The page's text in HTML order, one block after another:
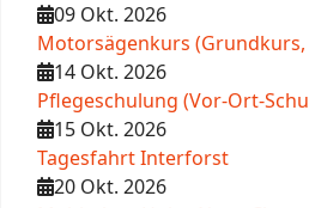
09 Okt. 2026
Motorsägenkurs
14 Okt. 2026
Pflegeschulung (Vor-Ort-
15 Okt. 2026
Tagesfahrt Interforst
20 Okt. 2026